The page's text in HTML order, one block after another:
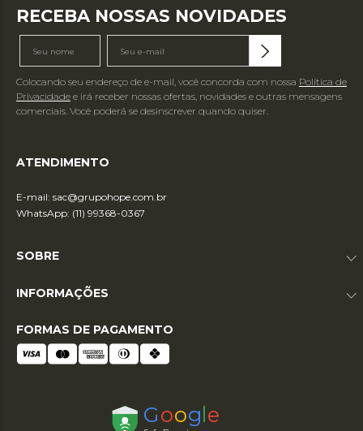
RECEBA NOSSAS NOVIDADES
Colocando seu endereço de e-mail, você concorda com nossa Política de
Privacidade e irá receber nossas ofertas, novidades e outras mensagens
comerciais. Você poderá se desinscrever quando quiser.
ATENDIMENTO
E-mail: sac@grupohope.com.br
WhatsApp: (11) 99368-0367
SOBRE
INFORMAÇÕES
FORMAS DE PAGAMENTO